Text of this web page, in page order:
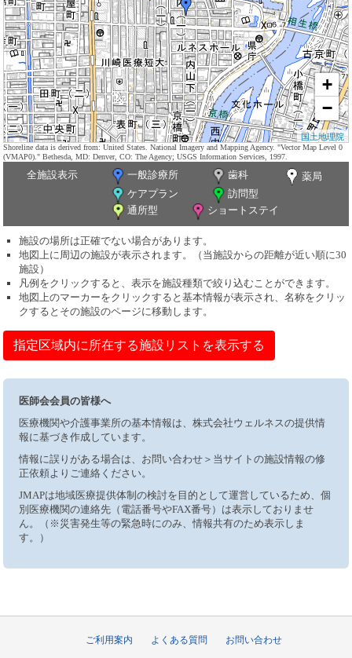
+
−
国土地理院
Shoreline data is derived from: United States. National Imagery and Mapping Agency. "Vector Map Level 0
(VMAP0)." Bethesda, MD: Denver, CO: The Agency; USGS Information Services, 1997.
全施設表示 一般診療所 歯科
薬局
ケアプラン
訪問型
通所型
ショートステイ
施設の場所は正確でない場合があります。
地図上に周辺の施設が表示されます。（当施設からの距離が近い順に30
施設）
凡例をクリックすると、表示を施設種類で絞り込むことができます。
地図上のマーカーをクリックすると基本情報が表示され、名称をクリッ
クするとその施設のページに移動します。
指定区域内に所在する施設リストを表示する
医師会会員の皆様へ
医療機関や介護事業所の基本情報は、株式会社ウェルネスの提供情
報に基づき作成しています。
情報に誤りがある場合は、お問い合わせ＞当サイトの施設情報の修
正依頼よりご連絡ください。
JMAPは地域医療提供体制の検討を目的として運営しているため、個
別医療機関の連絡先（電話番号やFAX番号）は表示しておりませ
ん。（※災害発生等の緊急時にのみ、情報共有のため表示しま
す。）
ご利用案内 よくある質問 お問い合わせ